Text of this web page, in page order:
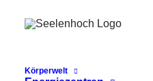
Körperwelt